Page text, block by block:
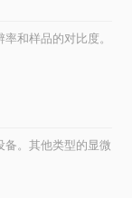
和样品的对比度。
备。其他类型的显微